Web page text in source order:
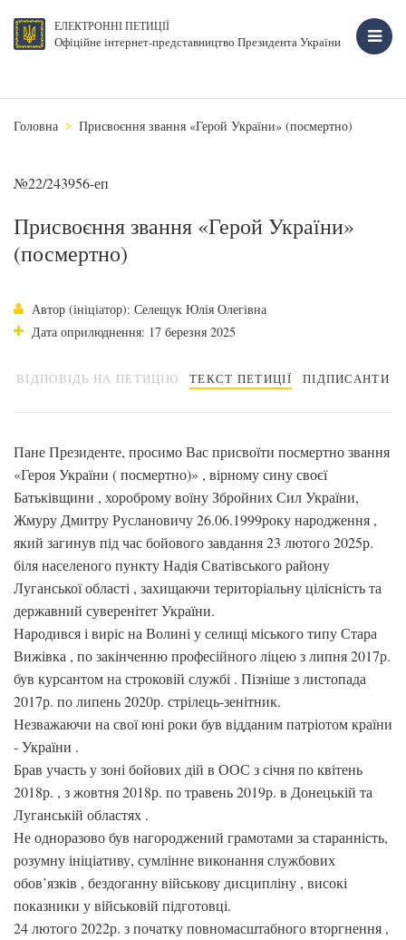
ЕЛЕКТРОННІ ПЕТИЦІЇ
Офіційне інтернет-представництво Президента України
Головна Присвоєння звання «Герой України» (посмертно)
№22/243956-еп
Присвоєння звання «Герой України»
(посмертно)
Автор (ініціатор): Селещук Юлія Олегівна
Дата оприлюднення: 17 березня 2025
ВІДПОВІДЬ НА ПЕТИЦІЮ ТЕКСТ ПЕТИЦІЇ ПІДПИСАНТИ
Пане Президенте, просимо Вас присвоїти посмертно звання
«Героя України ( посмертно)» , вірному сину своєї
Батьківщини , хороброму воїну Збройних Сил України,
Жмуру Дмитру Руслановичу 26.06.1999року народження ,
який загинув під час бойового завдання 23 лютого 2025р.
біля населеного пункту Надія Сватівського району
Луганської області , захищаючи територіальну цілісність та
державний суверенітет України.
Народився і виріс на Волині у селищі міського типу Стара
Вижівка , по закінченню професійного ліцею з липня 2017р.
був курсантом на строковій службі . Пізніше з листопада
2017р. по липень 2020р. стрілець-зенітник.
Незважаючи на свої юні роки був відданим патріотом країни
- України .
Брав участь у зоні бойових дій в ООС з січня по квітень
2018р. , з жовтня 2018р. по травень 2019р. в Донецькій та
Луганській областях .
Не одноразово був нагороджений грамотами за старанність,
розумну ініціативу, сумлінне виконання службових
обов’язків , бездоганну військову дисципліну , високі
показники у військовій підготовці.
24 лютого 2022р. з початку повномасштабного вторгнення ,